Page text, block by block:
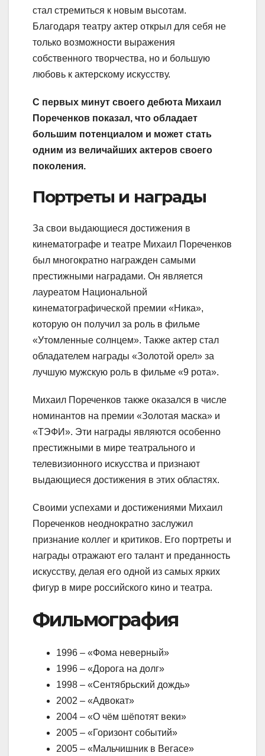
стал стремиться к новым высотам.
Благодаря театру актер открыл для себя не
только возможности выражения
собственного творчества, но и большую
любовь к актерскому искусству.
С первых минут своего дебюта Михаил
Пореченков показал, что обладает
большим потенциалом и может стать
одним из величайших актеров своего
поколения.
Портреты и награды
За свои выдающиеся достижения в
кинематографе и театре Михаил Пореченков
был многократно награжден самыми
престижными наградами. Он является
лауреатом Национальной
кинематографической премии «Ника»,
которую он получил за роль в фильме
«Утомленные солнцем». Также актер стал
обладателем награды «Золотой орел» за
лучшую мужскую роль в фильме «9 рота».
Михаил Пореченков также оказался в числе
номинантов на премии «Золотая маска» и
«ТЭФИ». Эти награды являются особенно
престижными в мире театрального и
телевизионного искусства и признают
выдающиеся достижения в этих областях.
Своими успехами и достижениями Михаил
Пореченков неоднократно заслужил
признание коллег и критиков. Его портреты и
награды отражают его талант и преданность
искусству, делая его одной из самых ярких
фигур в мире российского кино и театра.
Фильмография
1996 – «Фома неверный»
1996 – «Дорога на долг»
1998 – «Сентябрьский дождь»
2002 – «Адвокат»
2004 – «О чём шёпотят веки»
2005 – «Горизонт событий»
2005 – «Мальчишник в Вегасе»